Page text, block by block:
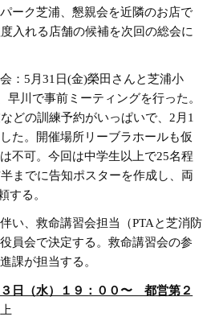
ーク芝浦、懇親会を近隣のお店で
入れる店舗の候補を次回の総会に
：5月31日(金)榮田さんと芝浦小
早川で事前ミーティングを行った。
どの訓練予約がいっぱいで、2月1
た。開催場所リーブラホールも仮
不可。今回は中学生以上で25名程
までに告知ポスターを作成し、両
する。
い、救命講習会担当（PTAと芝消防
員会で決定する。救命講習会の参
課が担当する。
３日（水）１９：００〜 都営第２